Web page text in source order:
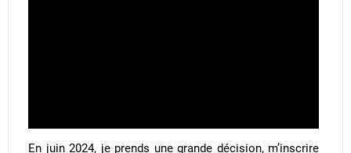
En juin 2024, je prends une grande décision, m’inscrire